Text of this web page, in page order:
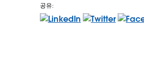
공유: